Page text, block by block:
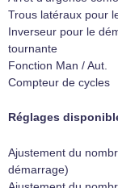
Trous latéraux pour
Inverseur pour le
tournante
Fonction Man / Aut.
Compteur de cycles
Réglages
Ajustement du
démarrage)